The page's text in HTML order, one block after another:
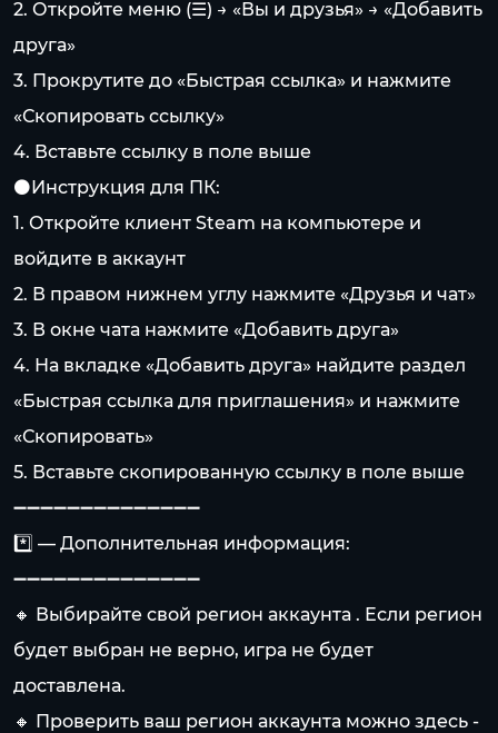
2. Откройте меню (☰) → «Вы и друзья» → «Добавить
друга»
3. Прокрутите до «Быстрая ссылка» и нажмите
«Скопировать ссылку»
4. Вставьте ссылку в поле выше
⚫️Инструкция для ПК:
1. Откройте клиент Steam на компьютере и
войдите в аккаунт
2. В правом нижнем углу нажмите «Друзья и чат»
3. В окне чата нажмите «Добавить друга»
4. На вкладке «Добавить друга» найдите раздел
«Быстрая ссылка для приглашения» и нажмите
«Скопировать»
5. Вставьте скопированную ссылку в поле выше
➖➖➖➖➖➖➖➖➖➖➖➖➖➖
*️⃣ — Дополнительная информация:
➖➖➖➖➖➖➖➖➖➖➖➖➖➖
🔸 Выбирайте свой регион аккаунта . Если регион
будет выбран не верно, игра не будет
доставлена.
🔸 Проверить ваш регион аккаунта можно здесь -